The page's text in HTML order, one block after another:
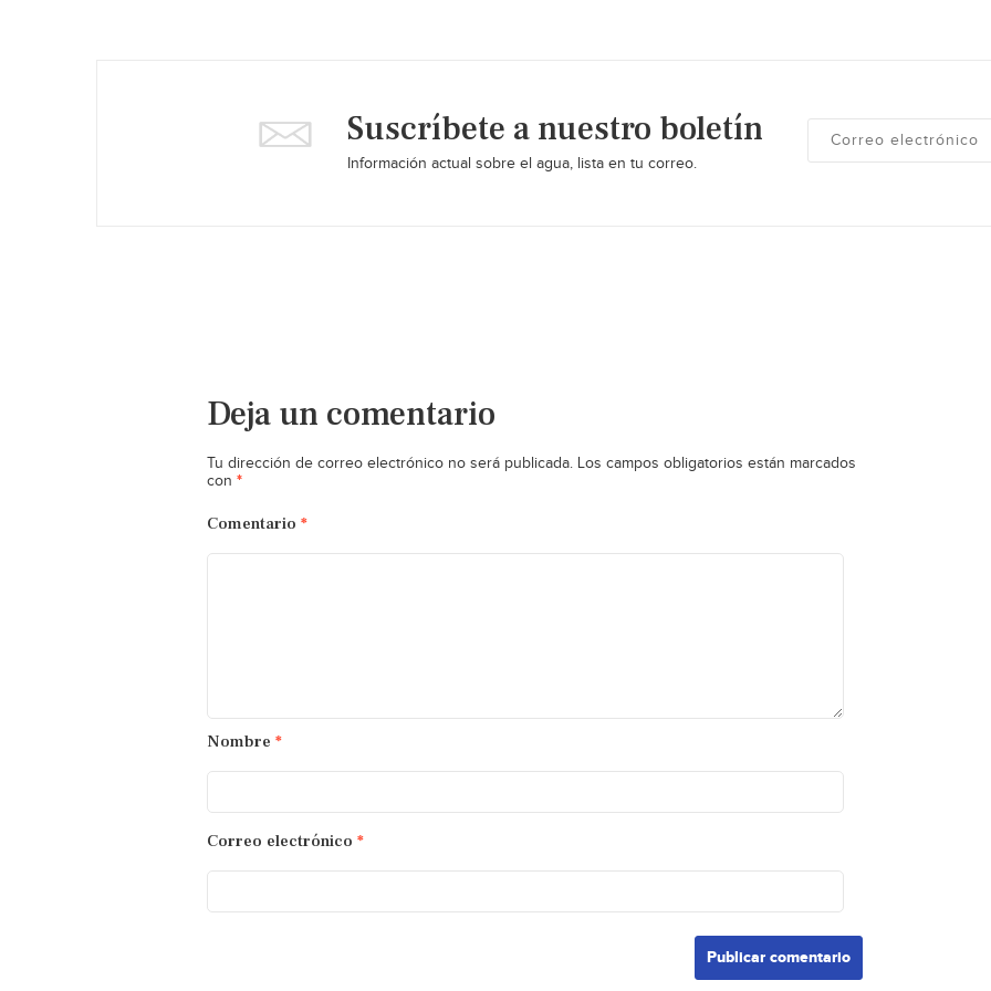
Suscríbete a nuestro boletín
Información actual sobre el agua, lista en tu correo.
Deja un comentario
Tu dirección de correo electrónico no será publicada. Los campos obligatorios están marcados
con *
Comentario *
Nombre *
Correo electrónico *